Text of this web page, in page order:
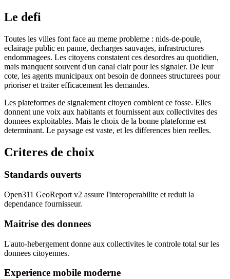
Le defi
Toutes les villes font face au meme probleme : nids-de-poule,
eclairage public en panne, decharges sauvages, infrastructures
endommagees. Les citoyens constatent ces desordres au quotidien,
mais manquent souvent d'un canal clair pour les signaler. De leur
cote, les agents municipaux ont besoin de donnees structurees pour
prioriser et traiter efficacement les demandes.
Les plateformes de signalement citoyen comblent ce fosse. Elles
donnent une voix aux habitants et fournissent aux collectivites des
donnees exploitables. Mais le choix de la bonne plateforme est
determinant. Le paysage est vaste, et les differences bien reelles.
Criteres de choix
Standards ouverts
Open311 GeoReport v2 assure l'interoperabilite et reduit la
dependance fournisseur.
Maitrise des donnees
L'auto-hebergement donne aux collectivites le controle total sur les
donnees citoyennes.
Experience mobile moderne